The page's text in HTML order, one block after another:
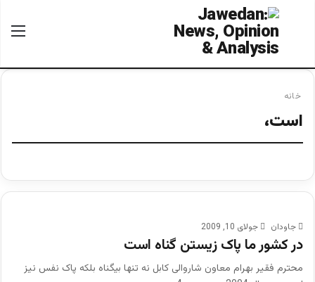
جستجو برای
خانه
است،
جاودان جولای 10, 2009
در کشور ما پاک زیستن گناه است
محترم فقیر بهرام معاون شاروالی کابل نه تنها بیگناه بلکه پاک نفس نیز